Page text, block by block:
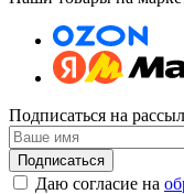
Подписаться на
Подписаться
Даю согласие на